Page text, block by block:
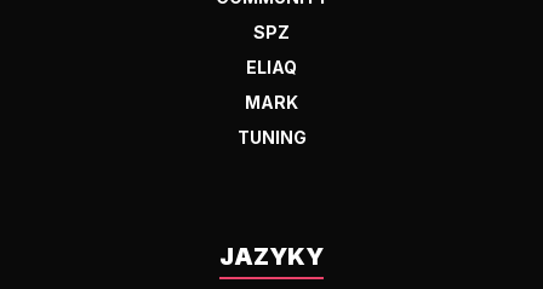
SPZ
ELIAQ
MARK
TUNING
JAZYKY